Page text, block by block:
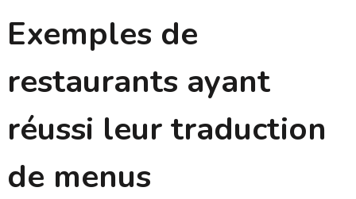
Exemples de
restaurants ayant
réussi leur traduction
de menus